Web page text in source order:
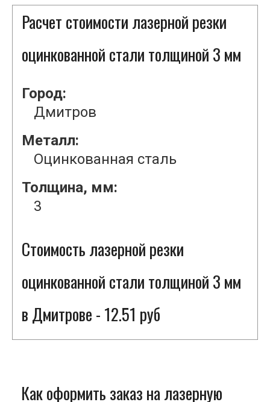
Расчет стоимости лазерной резки
оцинкованной стали толщиной 3 мм
Город:
Дмитров
Металл:
Оцинкованная сталь
Толщина, мм:
3
Стоимость лазерной резки
оцинкованной стали толщиной 3 мм
в Дмитрове - 12.51 руб
Как оформить заказ на лазерную